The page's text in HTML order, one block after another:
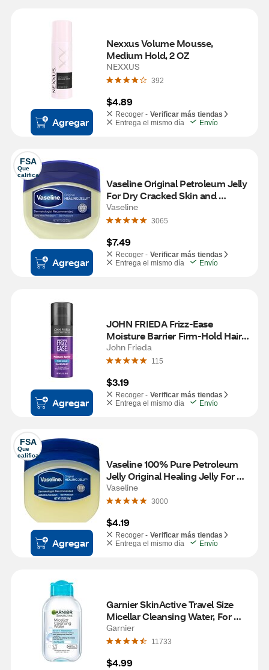
Agregar
Nexxus Volume Mousse,
Medium Hold, 2 OZ
NEXXUS
392
$4.89
Recoger - Verificar más tiendas
Entrega el mismo día
Envío
FSA
Que
califica
Agregar
Vaseline Original Petroleum Jelly
For Dry Cracked Skin and
Eczema Relief, 7.5 OZ
Vaseline
3065
$7.49
Recoger - Verificar más tiendas
Entrega el mismo día
Envío
Agregar
JOHN FRIEDA Frizz-Ease
Moisture Barrier Firm-Hold Hair
Spray, 2 OZ
John Frieda
115
$3.19
Recoger - Verificar más tiendas
Entrega el mismo día
Envío
FSA
Que
califica
Agregar
Vaseline 100% Pure Petroleum
Jelly Original Healing Jelly For
Dry Cracked Skin and Eczema
Relief, 1.75 OZ
Vaseline
3000
$4.19
Recoger - Verificar más tiendas
Entrega el mismo día
Envío
Garnier SkinActive Travel Size
Micellar Cleansing Water, For
Waterproof Makeup, 3.4 OZ
Garnier
11733
$4.99